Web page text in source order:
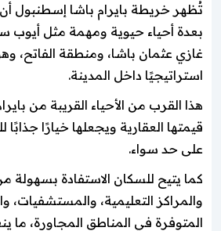
تُظهر خريطة بايرام باشا إسطنبول
بعدة أحياء حيوية ومهمة مثل أيوب
غازي عثمان باشا، ومنطقة الفاتح،
استراتيجيًا داخل المدينة.
هذا القرب من الأحياء القريبة من
قيمتها العقارية ويجعلها خيارًا جذابًا
على حد سواء.
كما يتيح للسكان الاستفادة بسهولة
والمراكز التعليمية، والمستشفيات،
المتوفرة في المناطق المجاورة، ما